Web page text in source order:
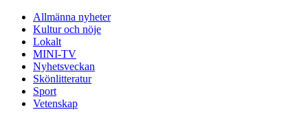
Allmänna nyheter
Kultur och nöje
Lokalt
MINI-TV
Nyhetsveckan
Skönlitteratur
Sport
Vetenskap